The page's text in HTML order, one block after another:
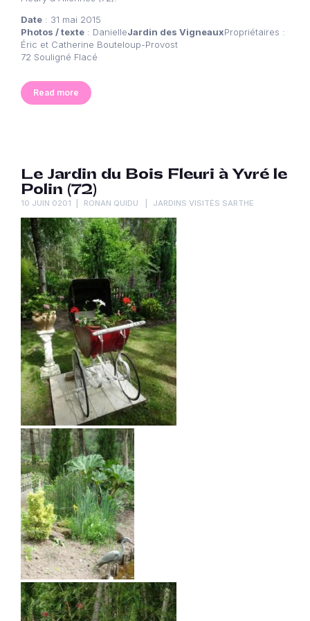
Date : 31 mai 2015
Photos / texte : DanielleJardin des VigneauxPropriétaires :
Éric et Catherine Bouteloup-Provost
72 Souligné Flacé
Read more
Le Jardin du Bois Fleuri à Yvré le
Polin (72)
10 JUIN 0201 RONAN QUIDU JARDINS VISITÉS SARTHE